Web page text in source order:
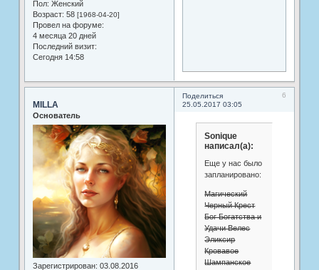
Пол: Женский
Возраст: 58 [1968-04-20]
Провел на форуме:
4 месяца 20 дней
Последний визит:
Сегодня 14:58
Поделиться
6
25.05.2017 03:05
MILLA
Основатель
Зарегистрирован: 03.08.2016
Sonique
написал(а):
Еще у нас было
запланировано:
Магический
Черный Крест
Бог Богатства и
Удачи Велес
Эликсир
Кровавое
Шампанское